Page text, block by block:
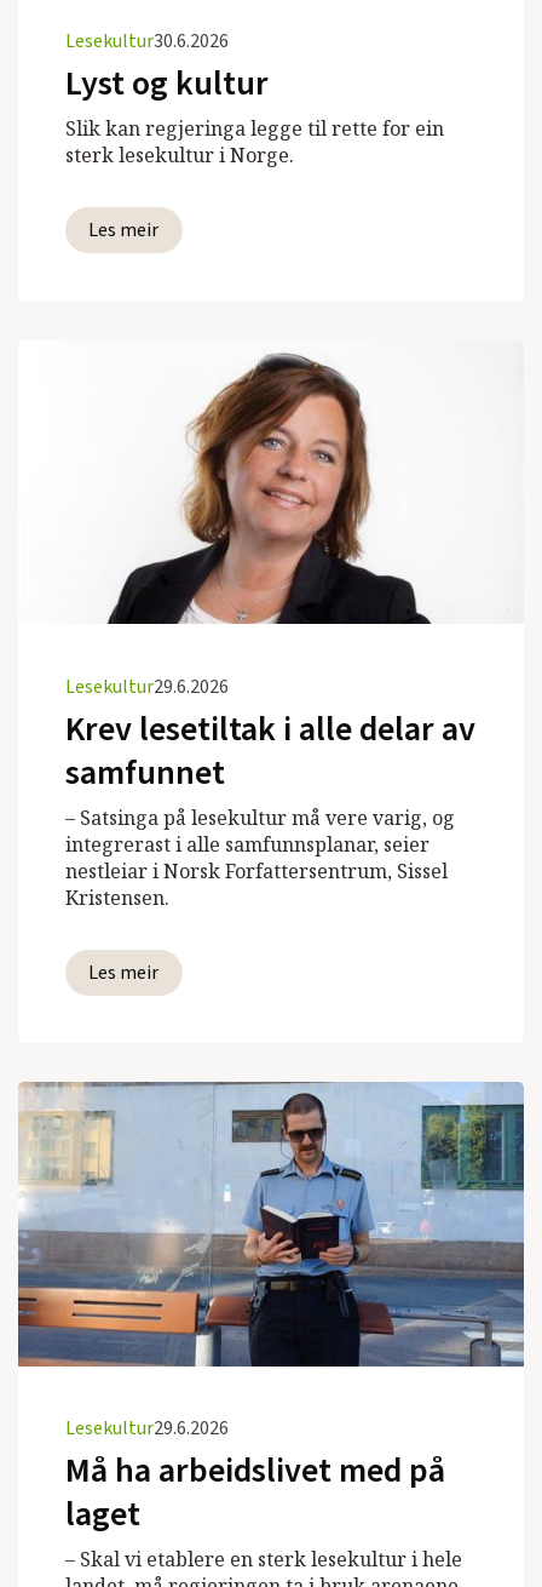
Lesekultur30.6.2026
Lyst og kultur
Slik kan regjeringa legge til rette for ein
sterk lesekultur i Norge.
Les meir
Lesekultur29.6.2026
Krev lesetiltak i alle delar av
samfunnet
– Satsinga på lesekultur må vere varig, og
integrerast i alle samfunnsplanar, seier
nestleiar i Norsk Forfattersentrum, Sissel
Kristensen.
Les meir
Lesekultur29.6.2026
Må ha arbeidslivet med på
laget
– Skal vi etablere en sterk lesekultur i hele